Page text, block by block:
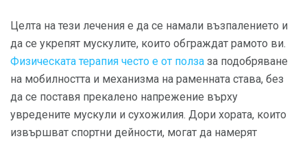
Целта на тези лечения е да се намали възпалението и
да се укрепят мускулите, които обграждат рамото ви.
Физическата терапия често е от полза за подобряване
на мобилността и механизма на раменната става, без
да се поставя прекалено напрежение върху
увредените мускули и сухожилия. Дори хората, които
извършват спортни дейности, могат да намерят